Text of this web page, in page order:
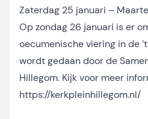
Zaterdag 25 januari –
Op zondag 26 januari is er
oecumenische viering in de
wordt gedaan door de
Hillegom. Kijk voor meer
https://kerkpleinhillegom.nl/